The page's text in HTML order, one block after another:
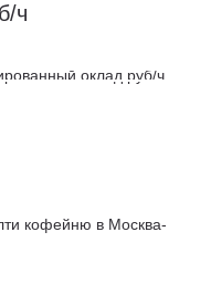
ч
кофейню в Москва-